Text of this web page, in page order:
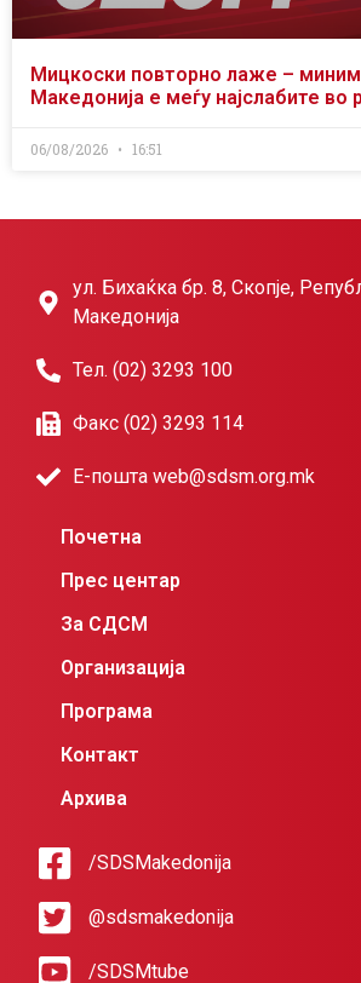
Мицкоски повторно лаже –
Македонија е меѓу најслабите во
06/08/2026 16:51
ул. Бихаќка бр. 8, Скопје,
Македонија
Тел. (02) 3293 100
Факс (02) 3293 114
Е-пошта web@sdsm.org.mk
Почетна
Прес центар
За СДСМ
Организација
Програма
Контакт
Архива
/SDSMakedonija
@sdsmakedonija
/SDSMtube